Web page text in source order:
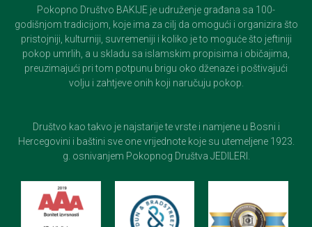
Pokopno Društvo BAKIJE je udruženje građana sa 100-
godišnjom tradicijom, koje ima za cilj da omogući i organizira što
pristojniji, kulturniji, suvremeniji i koliko je to moguće što jeftiniji
pokop umrlih, a u skladu sa islamskim propisima i običajima,
preuzimajući pri tom potpunu brigu oko dženaze i poštivajući
volju i zahtjeve onih koji naručuju pokop.
Društvo kao takvo je najstarije te vrste i namjene u Bosni i
Hercegovini i baštini sve one vrijednote koje su utemeljene 1923.
g. osnivanjem Pokopnog Društva JEDILERI.